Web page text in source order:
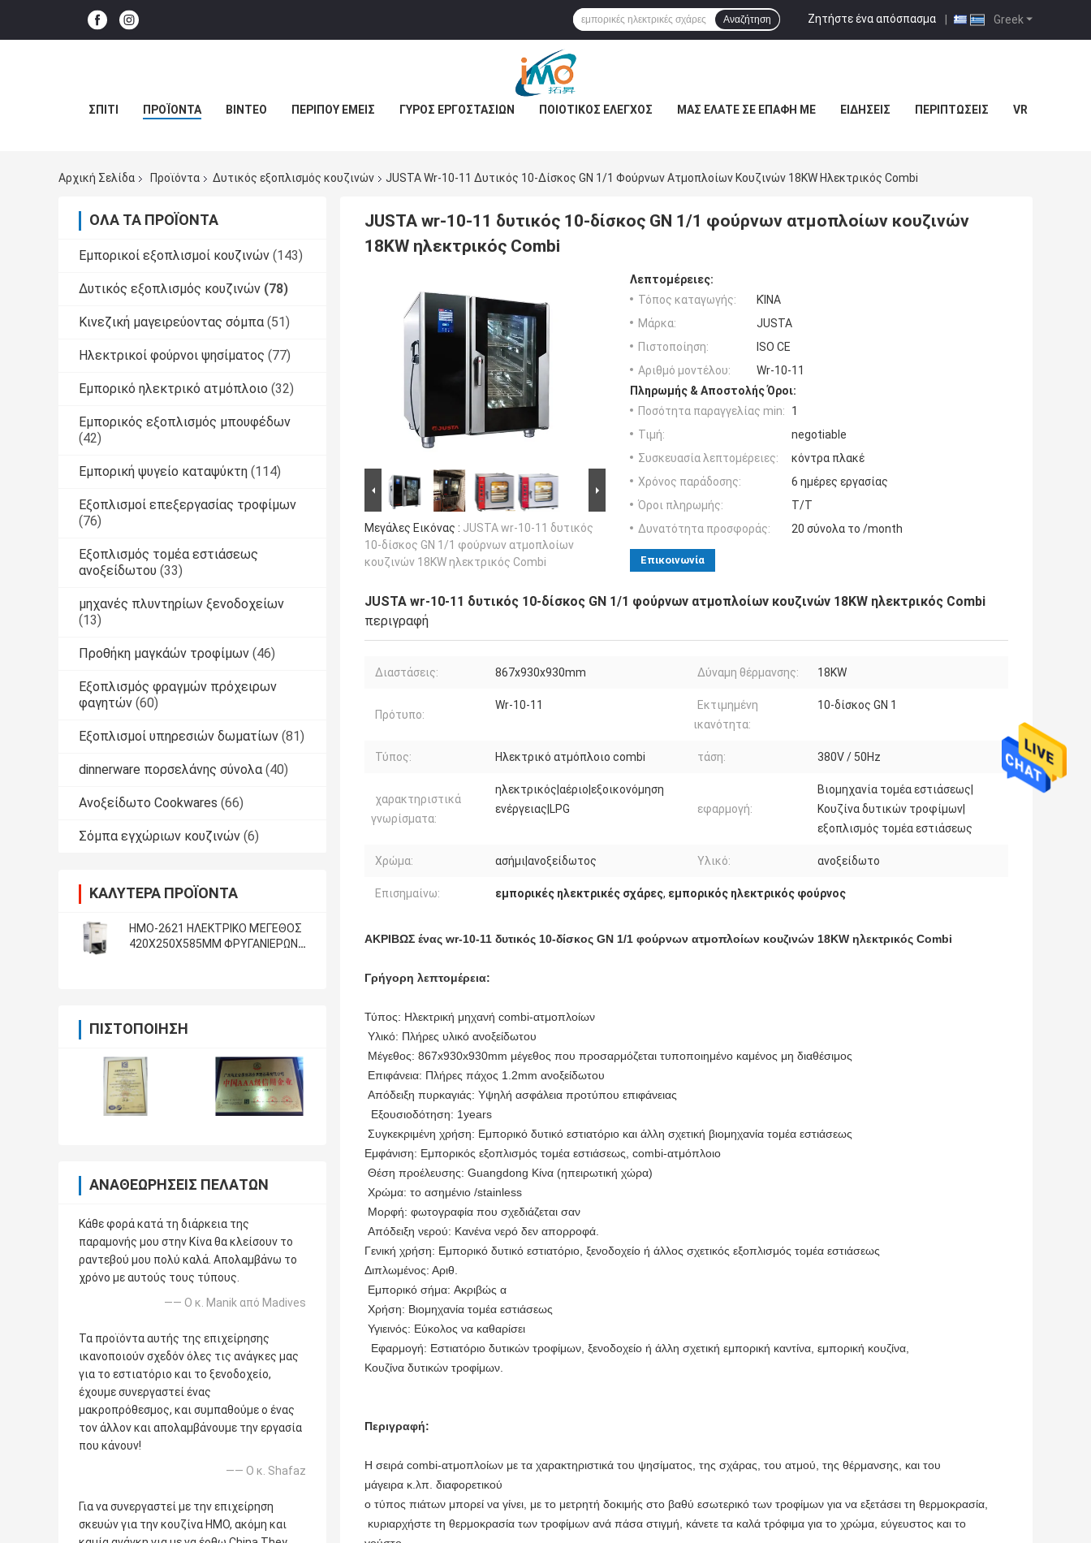
Greek
Ζητήστε ένα απόσπασμα |
Αναζήτηση
ΣΠΊΤΙ ΠΡΟΪΌΝΤΑ ΒΊΝΤΕΟ ΠΕΡΊΠΟΥ ΕΜΕΊΣ ΓΎΡΟΣ ΕΡΓΟΣΤΑΣΊΩΝ ΠΟΙΟΤΙΚΌΣ ΈΛΕΓΧΟΣ ΜΑΣ ΕΛΆΤΕ ΣΕ ΕΠΑΦΉ ΜΕ ΕΙΔΉΣΕΙΣ ΠΕΡΙΠΤΏΣΕΙΣ VR
Αρχική Σελίδα Προϊόντα Δυτικός εξοπλισμός κουζινών JUSTA Wr-10-11 Δυτικός 10-Δίσκος GN 1/1 Φούρνων Ατμοπλοίων Κουζινών 18KW Ηλεκτρικός Combi
ΌΛΑ ΤΑ ΠΡΟΪΌΝΤΑ
Εμπορικοί εξοπλισμοί κουζινών (143)
Δυτικός εξοπλισμός κουζινών (78)
Κινεζική μαγειρεύοντας σόμπα (51)
Ηλεκτρικοί φούρνοι ψησίματος (77)
Εμπορικό ηλεκτρικό ατμόπλοιο (32)
Εμπορικός εξοπλισμός μπουφέδων
(42)
Εμπορική ψυγείο καταψύκτη (114)
Εξοπλισμοί επεξεργασίας τροφίμων
(76)
Εξοπλισμός τομέα εστιάσεως
ανοξείδωτου (33)
μηχανές πλυντηρίων ξενοδοχείων
(13)
Προθήκη μαγκάών τροφίμων (46)
Εξοπλισμός φραγμών πρόχειρων
φαγητών (60)
Εξοπλισμοί υπηρεσιών δωματίων (81)
dinnerware πορσελάνης σύνολα (40)
Ανοξείδωτο Cookwares (66)
Σόμπα εγχώριων κουζινών (6)
ΚΑΛΎΤΕΡΑ ΠΡΟΪΌΝΤΑ
ΗΜΟ-2621 ΗΛΕΚΤΡΙΚΟ ΜΈΓΕΘΟΣ
420X250X585MM ΦΡΥΓΑΝΙΕΡΩΝ
ΠΙΣΤΟΠΟΊΗΣΗ
ΑΝΑΘΕΩΡΉΣΕΙΣ ΠΕΛΑΤΏΝ
Κάθε φορά κατά τη διάρκεια της
παραμονής μου στην Κίνα θα κλείσουν το
ραντεβού μου πολύ καλά. Απολαμβάνω το
χρόνο με αυτούς τους τύπους.
—— Ο κ. Manik από Madives
Τα προϊόντα αυτής της επιχείρησης
ικανοποιούν σχεδόν όλες τις ανάγκες μας
για το εστιατόριο και το ξενοδοχείο,
έχουμε συνεργαστεί ένας
μακροπρόθεσμος, και συμπαθούμε ο ένας
τον άλλον και απολαμβάνουμε την εργασία
που κάνουν!
—— Ο κ. Shafaz
Για να συνεργαστεί με την επιχείρηση
σκευών για την κουζίνα ΗΜΟ, ακόμη και
JUSTA wr-10-11 δυτικός 10-δίσκος GN 1/1 φούρνων ατμοπλοίων κουζινών
18KW ηλεκτρικός Combi
Μεγάλες Εικόνας : JUSTA wr-10-11 δυτικός
10-δίσκος GN 1/1 φούρνων ατμοπλοίων
κουζινών 18KW ηλεκτρικός Combi
Λεπτομέρειες:
Τόπος καταγωγής:
ΚΊΝΑ
Μάρκα:
JUSTA
Πιστοποίηση:
ISO CE
Αριθμό μοντέλου:
Wr-10-11
Πληρωμής & Αποστολής Όροι:
Ποσότητα παραγγελίας min:
1
Τιμή:
negotiable
Συσκευασία λεπτομέρειες:
κόντρα πλακέ
Χρόνος παράδοσης:
6 ημέρες εργασίας
Όροι πληρωμής:
T/T
Δυνατότητα προσφοράς:
20 σύνολα το /month
Επικοινωνία
JUSTA wr-10-11 δυτικός 10-δίσκος GN 1/1 φούρνων ατμοπλοίων κουζινών 18KW ηλεκτρικός Combi
περιγραφή
Διαστάσεις: 867x930x930mm Δύναμη θέρμανσης: 18KW
Πρότυπο:
Wr-10-11
Εκτιμημένη
ικανότητα:
10-δίσκος GN 1
Τύπος: Ηλεκτρικό ατμόπλοιο combi τάση: 380V / 50Hz
χαρακτηριστικά
γνωρίσματα:
ηλεκτρικός|αέριο|εξοικονόμηση
ενέργειας|LPG
εφαρμογή:
Βιομηχανία τομέα εστιάσεως|
Κουζίνα δυτικών τροφίμων|
εξοπλισμός τομέα εστιάσεως
Χρώμα: ασήμι|ανοξείδωτος Υλικό: ανοξείδωτο
Επισημαίνω: εμπορικές ηλεκτρικές σχάρες, εμπορικός ηλεκτρικός φούρνος
ΑΚΡΙΒΩΣ ένας wr-10-11 δυτικός 10-δίσκος GN 1/1 φούρνων ατμοπλοίων κουζινών 18KW ηλεκτρικός Combi
Γρήγορη λεπτομέρεια:
Τύπος: Ηλεκτρική μηχανή combi-ατμοπλοίων
Υλικό: Πλήρες υλικό ανοξείδωτου
Μέγεθος: 867x930x930mm μέγεθος που προσαρμόζεται τυποποιημένο καμένος μη διαθέσιμος
Επιφάνεια: Πλήρες πάχος 1.2mm ανοξείδωτου
Απόδειξη πυρκαγιάς: Υψηλή ασφάλεια προτύπου επιφάνειας
Εξουσιοδότηση: 1years
Συγκεκριμένη χρήση: Εμπορικό δυτικό εστιατόριο και άλλη σχετική βιομηχανία τομέα εστιάσεως
Εμφάνιση: Εμπορικός εξοπλισμός τομέα εστιάσεως, combi-ατμόπλοιο
Θέση προέλευσης: Guangdong Κίνα (ηπειρωτική χώρα)
Χρώμα: το ασημένιο /stainless
Μορφή: φωτογραφία που σχεδιάζεται σαν
Απόδειξη νερού: Κανένα νερό δεν απορροφά.
Γενική χρήση: Εμπορικό δυτικό εστιατόριο, ξενοδοχείο ή άλλος σχετικός εξοπλισμός τομέα εστιάσεως
Διπλωμένος: Αριθ.
Εμπορικό σήμα: Ακριβώς α
Χρήση: Βιομηχανία τομέα εστιάσεως
Υγιεινός: Εύκολος να καθαρίσει
Εφαρμογή: Εστιατόριο δυτικών τροφίμων, ξενοδοχείο ή άλλη σχετική εμπορική καντίνα, εμπορική κουζίνα,
Κουζίνα δυτικών τροφίμων.
Περιγραφή:
Η σειρά combi-ατμοπλοίων με τα χαρακτηριστικά του ψησίματος, της σχάρας, του ατμού, της θέρμανσης, και του
μάγειρα κ.λπ. διαφορετικού
ο τύπος πιάτων μπορεί να γίνει, με το μετρητή δοκιμής στο βαθύ εσωτερικό των τροφίμων για να εξετάσει τη θερμοκρασία,
κυριαρχήστε τη θερμοκρασία των τροφίμων ανά πάσα στιγμή, κάνετε τα καλά τρόφιμα για το χρώμα, εύγευστος και το